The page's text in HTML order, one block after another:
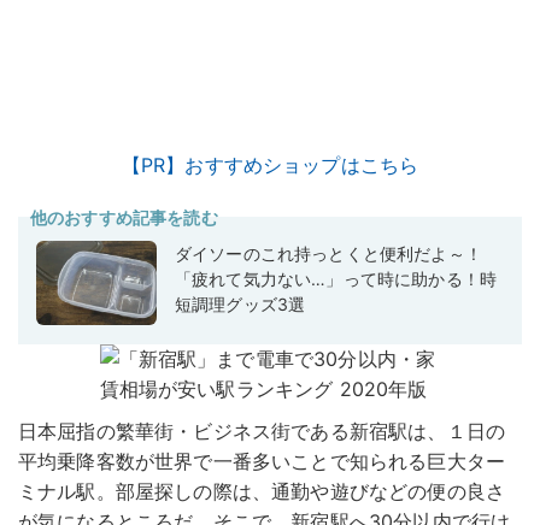
【PR】おすすめショップはこちら
他のおすすめ記事を読む
ダイソーのこれ持っとくと便利だよ～！
「疲れて気力ない…」って時に助かる！時
短調理グッズ3選
日本屈指の繁華街・ビジネス街である新宿駅は、１日の
平均乗降客数が世界で一番多いことで知られる巨大ター
ミナル駅。部屋探しの際は、通勤や遊びなどの便の良さ